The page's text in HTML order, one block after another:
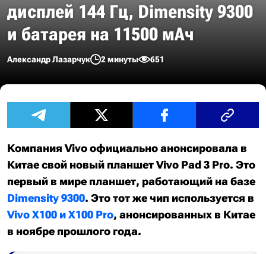
дисплей 144 Гц, Dimensity 9300
и батарея на 11500 мАч
Александр Лазарчук 2 минуты 651
Компания Vivo официально анонсировала в
Китае свой новый планшет Vivo Pad 3 Pro. Это
первый в мире планшет, работающий на базе
Dimensity 9300. Это тот же чип используется в
Vivo X100 и X100 Pro, анонсированных в Китае
в ноябре прошлого года.